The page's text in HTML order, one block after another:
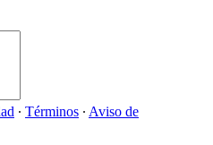
∙ Términos ∙ Aviso de